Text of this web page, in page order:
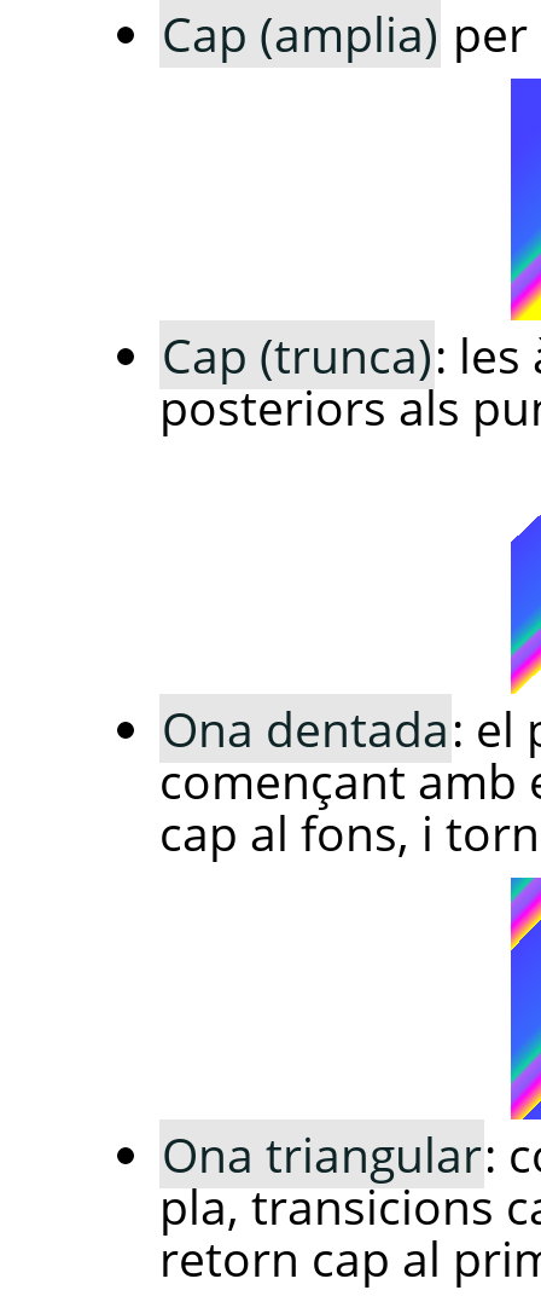
Cap (amplia) per
Cap (trunca):
posteriors als
Ona dentada: el
començant amb
cap al fons, i
Ona triangular:
pla, transicions
retorn cap al